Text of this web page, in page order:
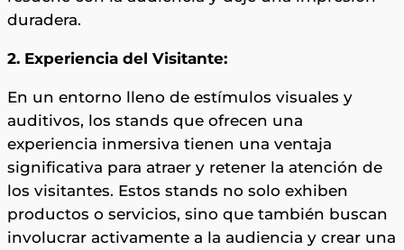
duradera.
2. Experiencia del Visitante:
En un entorno lleno de estímulos visuales y
auditivos, los stands que ofrecen una
experiencia inmersiva tienen una ventaja
significativa para atraer y retener la atención de
los visitantes. Estos stands no solo exhiben
productos o servicios, sino que también buscan
involucrar activamente a la audiencia y crear una